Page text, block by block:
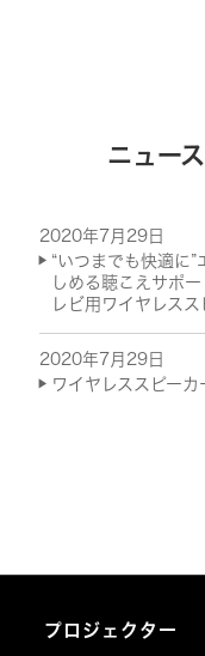
ニュー
2020年7月29日
“いつまでも快適に
しめる聴こえサポ
レビ用ワイヤレス
2020年7月29日
ワイヤレススピー
プロジェクター